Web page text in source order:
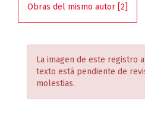
Obras del mismo autor [2]
La imagen de este registro
texto está pendiente de
molestias.